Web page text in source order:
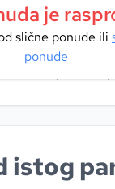
je
slične ponude ili
ponude
špatulom
špatulom
istog